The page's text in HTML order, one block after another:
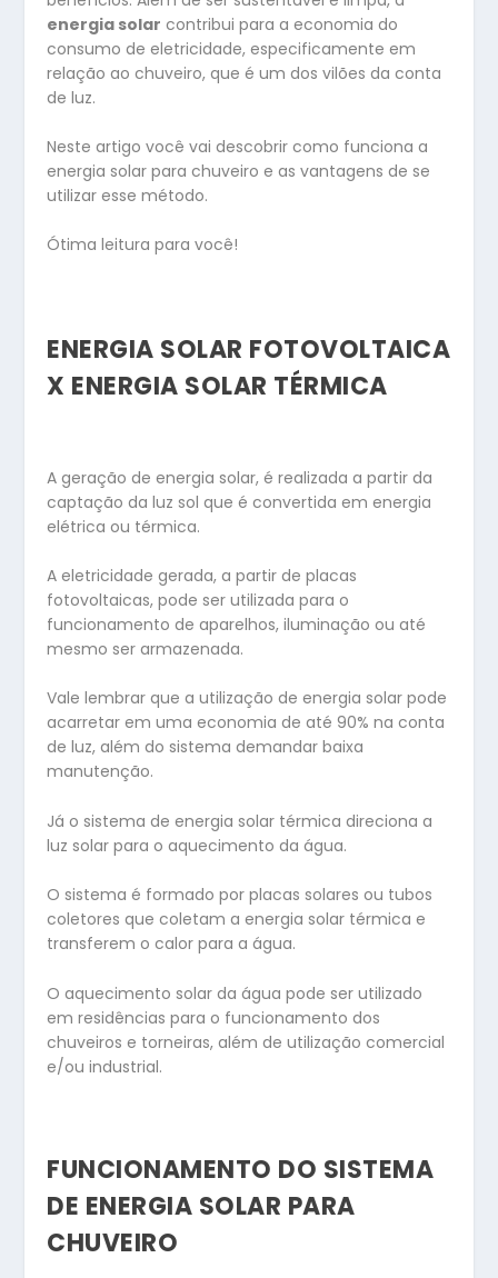
energia solar contribui para a economia do
consumo de eletricidade, especificamente em
relação ao chuveiro, que é um dos vilões da conta
de luz.
Neste artigo você vai descobrir como funciona a
energia solar para chuveiro e as vantagens de se
utilizar esse método.
Ótima leitura para você!
ENERGIA SOLAR FOTOVOLTAICA
X ENERGIA SOLAR TÉRMICA
A geração de energia solar, é realizada a partir da
captação da luz sol que é convertida em energia
elétrica ou térmica.
A eletricidade gerada, a partir de placas
fotovoltaicas, pode ser utilizada para o
funcionamento de aparelhos, iluminação ou até
mesmo ser armazenada.
Vale lembrar que a utilização de energia solar pode
acarretar em uma economia de até 90% na conta
de luz, além do sistema demandar baixa
manutenção.
Já o sistema de energia solar térmica direciona a
luz solar para o aquecimento da água.
O sistema é formado por placas solares ou tubos
coletores que coletam a energia solar térmica e
transferem o calor para a água.
O aquecimento solar da água pode ser utilizado
em residências para o funcionamento dos
chuveiros e torneiras, além de utilização comercial
e/ou industrial.
FUNCIONAMENTO DO SISTEMA
DE ENERGIA SOLAR PARA
CHUVEIRO